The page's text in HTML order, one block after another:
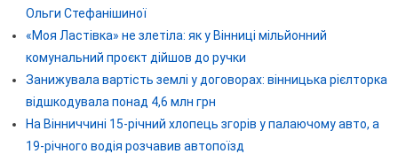
Ольги Стефанішиної
«Моя Ластівка» не злетіла: як у Вінниці мільйонний
комунальний проєкт дійшов до ручки
Занижувала вартість землі у договорах: вінницька рієлторка
відшкодувала понад 4,6 млн грн
На Вінниччині 15-річний хлопець згорів у палаючому авто, а
19-річного водія розчавив автопоїзд